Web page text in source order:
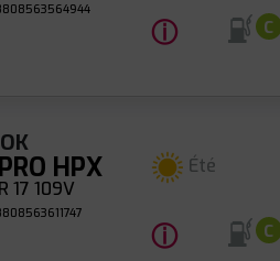
ⓘ C
HPX
17 109V
Été
ⓘ C